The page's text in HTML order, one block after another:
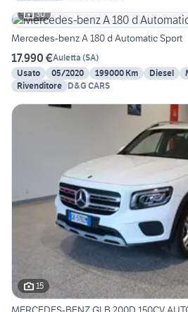
30
Mercedes-benz A 180 d Automatic Sport
17.990 €Auletta (SA)
Usato
05/2020 199000 Km Diesel
Rivenditore D&G CARS
15